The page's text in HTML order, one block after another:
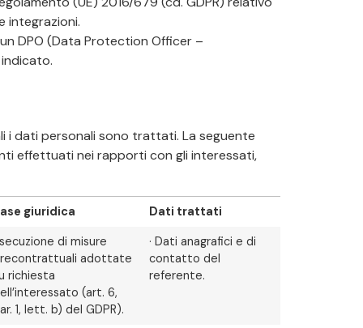
integrazioni.
DPO (Data Protection Officer –
i dati personali sono trattati. La seguente
effettuati nei rapporti con gli interessati,
giuridica Dati trattati
di misure
adottate
richiesta
(art. 6,
1, lett. b) del GDPR).
· Dati anagrafici e di
contatto del
referente.